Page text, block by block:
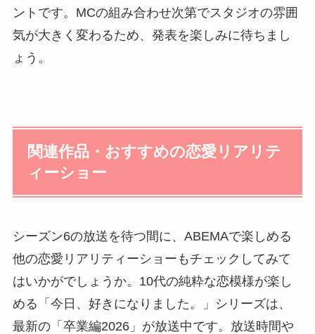
ントです。MCの組み合わせ次第でスタジオの雰囲
気が大きく変わるため、発表を楽しみに待ちまし
ょう。
関連作品・おすすめの恋愛リアリテ
ィーショー
シーズン6の放送を待つ間に、ABEMAで楽しめる
他の恋愛リアリティーショーもチェックしてみて
はいかがでしょうか。10代の純粋な恋模様が楽し
める「今日、好きになりました。」シリーズは、
最新の「卒業編2026」が放送中です。放送時間や